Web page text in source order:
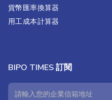
貨幣匯率換算器
用工成本計算器
BIPO TIMES 訂閱